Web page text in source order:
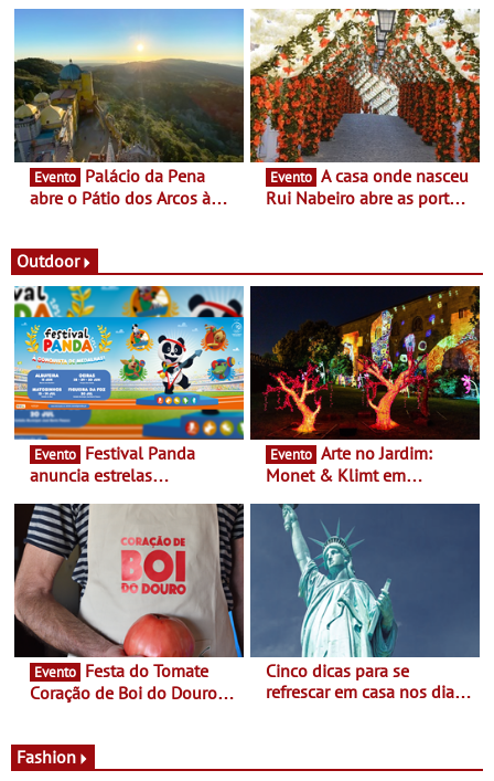
Queiroz Ribeiro - Um novo
conceito gastronómico
itinerante que percorre
Portugal
enquanto “Territórios sem
Fronteira”
Evento
abre o Pátio dos Arcos à
Evento
Rui Nabeiro abre as portas
16 de agosto
Outdoor
Evento
anuncia estrelas
- Entre Junho e Julho pelo
país
Evento
Monet & Klimt em
ao final de Setembro -
Experiência luminosa no
jardim do Museu de
Alberto Sampaio
Evento
Coração de Boi do Douro -
Cinco dicas para se
refrescar em casa nos dias
Fashion